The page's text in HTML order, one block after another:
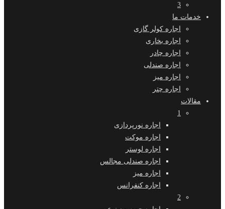
3
خدمات ما
اجاره کولر گازی
اجاره بخاری
اجاره چادر
اجاره صندلی
اجاره میز
اجاره چتر
مقالات
1
اجاره نورپردازی
اجاره موکت
اجاره لوستر
اجاره صندلی مجالس
اجاره میز
اجاره کنفرانس
2